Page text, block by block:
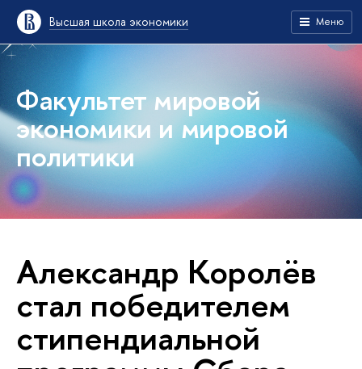
Высшая школа экономики Меню
Факультет мировой
экономики и мировой
политики
Александр Королёв
стал победителем
стипендиальной